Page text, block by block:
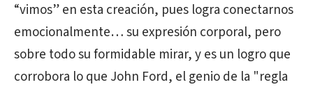
“vimos” en esta creación, pues logra conectarnos
emocionalmente… su expresión corporal, pero
sobre todo su formidable mirar, y es un logro que
corrobora lo que John Ford, el genio de la "regla